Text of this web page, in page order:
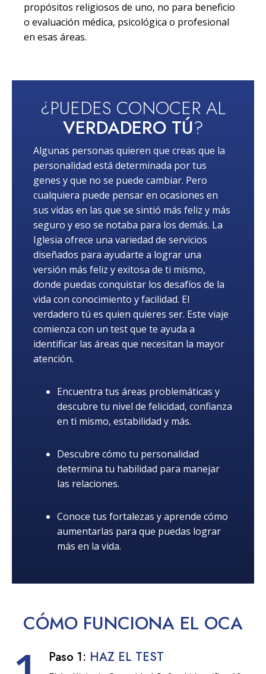
propósitos religiosos de uno, no para beneficio
o evaluación médica, psicológica o profesional
en esas áreas.
¿PUEDES CONOCER AL
VERDADERO TÚ?
Algunas personas quieren que creas que la
personalidad está determinada por tus
genes y que no se puede cambiar. Pero
cualquiera puede pensar en ocasiones en
sus vidas en las que se sintió más feliz y más
seguro y eso se notaba para los demás. La
Iglesia ofrece una variedad de servicios
diseñados para ayudarte a lograr una
versión más feliz y exitosa de ti mismo,
donde puedas conquistar los desafíos de la
vida con conocimiento y facilidad. El
verdadero tú es quien quieres ser. Este viaje
comienza con un test que te ayuda a
identificar las áreas que necesitan la mayor
atención.
Encuentra tus áreas problemáticas y
descubre tu nivel de felicidad, confianza
en ti mismo, estabilidad y más.
Descubre cómo tu personalidad
determina tu habilidad para manejar
las relaciones.
Conoce tus fortalezas y aprende cómo
aumentarlas para que puedas lograr
más en la vida.
CÓMO FUNCIONA EL OCA
Paso 1: HAZ EL TEST